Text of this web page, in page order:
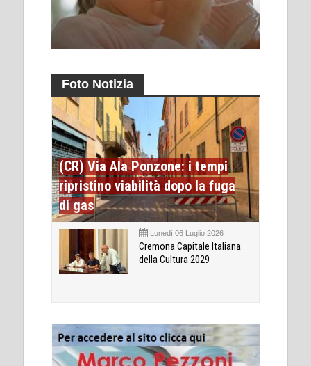
Foto Notizia
(CR) Via Ala Ponzone: i tempi
ripristino viabilità dopo la fuga
di gas
Lunedì 06 Luglio 2026
Cremona Capitale Italiana
della Cultura 2029